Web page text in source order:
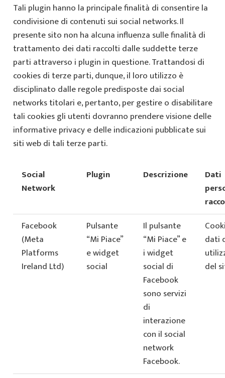
Tali plugin hanno la principale finalità di consentire la
condivisione di contenuti sui social networks. Il
presente sito non ha alcuna influenza sulle finalità di
trattamento dei dati raccolti dalle suddette terze
parti attraverso i plugin in questione. Trattandosi di
cookies di terze parti, dunque, il loro utilizzo è
disciplinato dalle regole predisposte dai social
networks titolari e, pertanto, per gestire o disabilitare
tali cookies gli utenti dovranno prendere visione delle
informative privacy e delle indicazioni pubblicate sui
siti web di tali terze parti.
Social
Network
Plugin Descrizione
Dati
Facebook
(Meta
Platforms
Ireland Ltd)
Pulsante
“Mi Piace”
e widget
social
Il pulsante
“Mi Piace” e
i widget
social di
Facebook
sono servizi
di
interazione
con il social
network
Facebook.
dati
del